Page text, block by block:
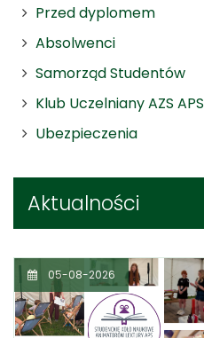
Przed dyplomem
Absolwenci
Samorząd Studentów
Klub Uczelniany AZS APS
Ubezpieczenia
Aktualności
05-08-2026